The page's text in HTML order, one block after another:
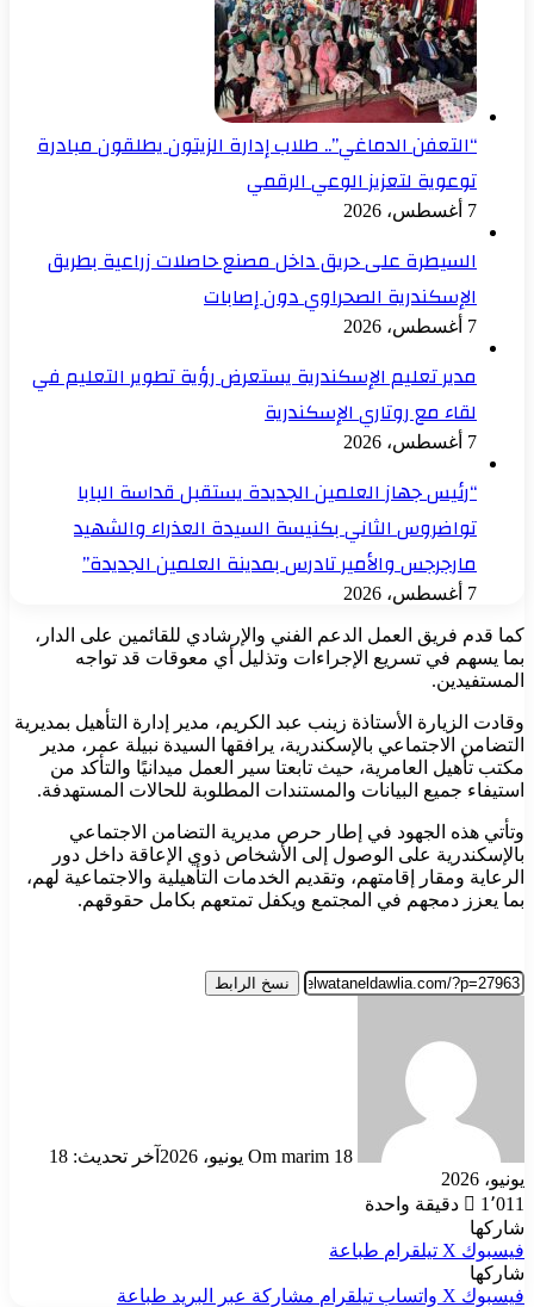
“التعفن الدماغي”.. طلاب إدارة الزيتون يطلقون مبادرة
توعوية لتعزيز الوعي الرقمي
7 أغسطس، 2026
السيطرة على حريق داخل مصنع حاصلات زراعية بطريق
الإسكندرية الصحراوي دون إصابات
7 أغسطس، 2026
مدير تعليم الإسكندرية يستعرض رؤية تطوير التعليم في
لقاء مع روتاري الإسكندرية
7 أغسطس، 2026
“رئيس جهاز العلمين الجديدة يستقبل قداسة البابا
تواضروس الثاني بكنيسة السيدة العذراء والشهيد
مارجرجس والأمير تادرس بمدينة العلمين الجديدة”
7 أغسطس، 2026
كما قدم فريق العمل الدعم الفني والإرشادي للقائمين على الدار،
بما يسهم في تسريع الإجراءات وتذليل أي معوقات قد تواجه
المستفيدين.
وقادت الزيارة الأستاذة زينب عبد الكريم، مدير إدارة التأهيل بمديرية
التضامن الاجتماعي بالإسكندرية، يرافقها السيدة نبيلة عمر، مدير
مكتب تأهيل العامرية، حيث تابعتا سير العمل ميدانيًا والتأكد من
استيفاء جميع البيانات والمستندات المطلوبة للحالات المستهدفة.
وتأتي هذه الجهود في إطار حرص مديرية التضامن الاجتماعي
بالإسكندرية على الوصول إلى الأشخاص ذوي الإعاقة داخل دور
الرعاية ومقار إقامتهم، وتقديم الخدمات التأهيلية والاجتماعية لهم،
بما يعزز دمجهم في المجتمع ويكفل تمتعهم بكامل حقوقهم.
نسخ الرابط
Om marim 18 يونيو، 2026
آخر تحديث: 18
يونيو، 2026
1٬011
دقيقة واحدة
شاركها
فيسبوك ‫X تيلقرام طباعة
شاركها
فيسبوك ‫X واتساب تيلقرام مشاركة عبر البريد طباعة